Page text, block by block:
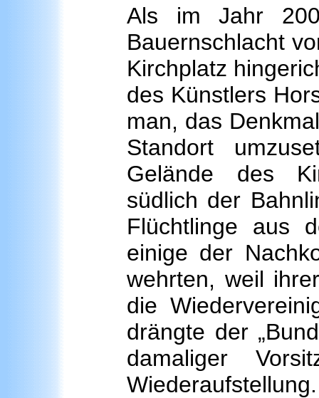
Als im Jahr
Bauernschlacht
Kirchplatz
des Künstlers
man, das
Standort
Gelände des
südlich der
Flüchtlinge aus
einige der
wehrten, weil
die
drängte der
damaliger
Wiederaufstellung.